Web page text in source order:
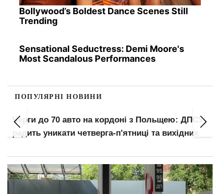
Bollywood’s Boldest Dance Scenes Still
Trending
Sensational Seductress: Demi Moore's
Most Scandalous Performances
ПОПУЛЯРНІ НОВИНИ
до 70 авто на кордоні з Польщею: ДПСУ
уникати четверга-п'ятниці та вихідних